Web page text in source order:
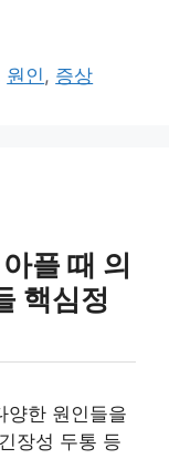
원인, 증상
플 때 의
핵심정
양한 원인들을
장성 두통 등